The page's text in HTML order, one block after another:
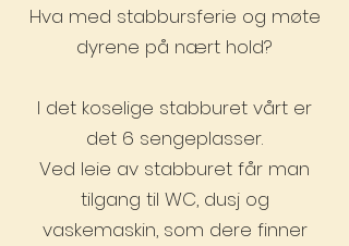
Hva med stabbursferie og møte
dyrene på nært hold?
I det koselige stabburet vårt er
det 6 sengeplasser.
Ved leie av stabburet får man
tilgang til WC, dusj og
vaskemaskin, som dere finner